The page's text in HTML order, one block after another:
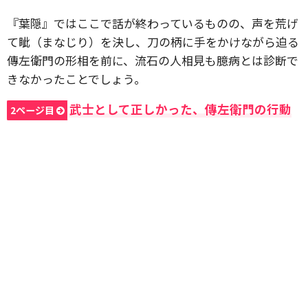
『葉隠』ではここで話が終わっているものの、声を荒げ
て眦（まなじり）を決し、刀の柄に手をかけながら迫る
傳左衛門の形相を前に、流石の人相見も臆病とは診断で
きなかったことでしょう。
2ページ目 武士として正しかった、傳左衛門の行動